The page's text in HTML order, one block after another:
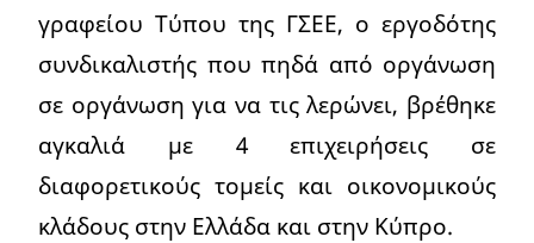
γραφείου Τύπου της ΓΣΕΕ, ο εργοδότης
συνδικαλιστής που πηδά από οργάνωση
σε οργάνωση για να τις λερώνει, βρέθηκε
αγκαλιά με 4 επιχειρήσεις σε
διαφορετικούς τομείς και οικονομικούς
κλάδους στην Ελλάδα και στην Κύπρο.